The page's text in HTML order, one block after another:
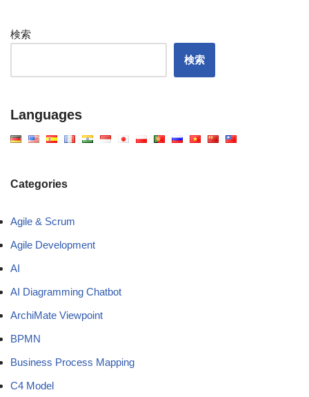
検索
検索
Languages
Categories
Agile & Scrum
Agile Development
AI
AI Diagramming Chatbot
ArchiMate Viewpoint
BPMN
Business Process Mapping
C4 Model